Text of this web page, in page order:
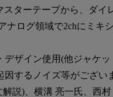
ターテープから、ダイ
ナログ領域で2chにミキ
ザイン使用(他ジャケ
するノイズ等がござい
説)、横溝 亮一氏、西